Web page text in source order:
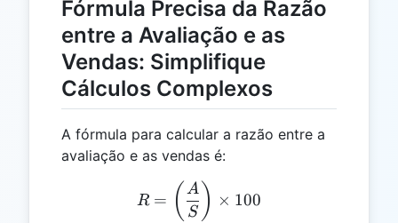
Fórmula Precisa da Razão
entre a Avaliação e as
Vendas: Simplifique
Cálculos Complexos
A fórmula para calcular a razão entre a
avaliação e as vendas é:
R = \left( \frac{A}{S}
R = ( S
A ) × 100